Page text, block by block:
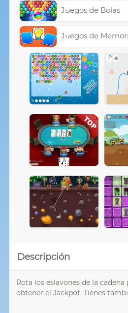
Juegos de Bolas
Juegos de
Descripción
Rota los eslavones de la
obtener el Jackpot. Tienes